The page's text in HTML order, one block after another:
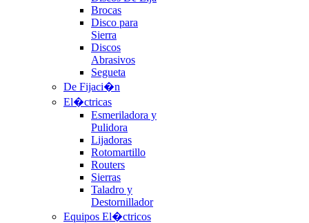
Brocas
Disco para
Sierra
Discos
Abrasivos
Segueta
De Fijaci�n
El�ctricas
Esmeriladora y
Pulidora
Lijadoras
Rotomartillo
Routers
Sierras
Taladro y
Destornillador
Equipos El�ctricos